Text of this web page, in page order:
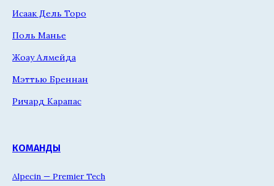
Исаак Дель Торо
Поль Манье
Жоау Алмейда
Мэттью Бреннан
Ричард Карапас
КОМАНДЫ
Alpecin — Premier Tech